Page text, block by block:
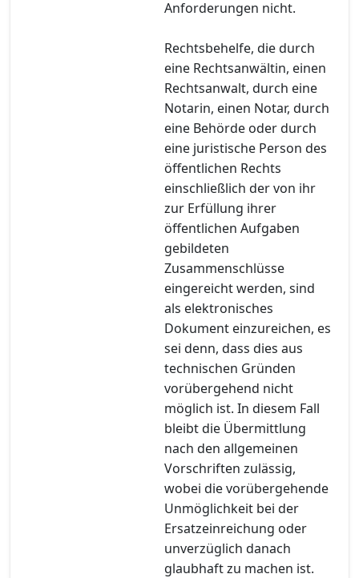
Anforderungen nicht.
Rechtsbehelfe, die durch
eine Rechtsanwältin, einen
Rechtsanwalt, durch eine
Notarin, einen Notar, durch
eine Behörde oder durch
eine juristische Person des
öffentlichen Rechts
einschließlich der von ihr
zur Erfüllung ihrer
öffentlichen Aufgaben
gebildeten
Zusammenschlüsse
eingereicht werden, sind
als elektronisches
Dokument einzureichen, es
sei denn, dass dies aus
technischen Gründen
vorübergehend nicht
möglich ist. In diesem Fall
bleibt die Übermittlung
nach den allgemeinen
Vorschriften zulässig,
wobei die vorübergehende
Unmöglichkeit bei der
Ersatzeinreichung oder
unverzüglich danach
glaubhaft zu machen ist.